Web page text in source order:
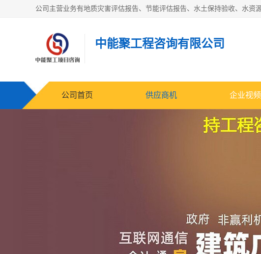
中能聚工程咨询有限公司
公司首页 供应商机 企业视频